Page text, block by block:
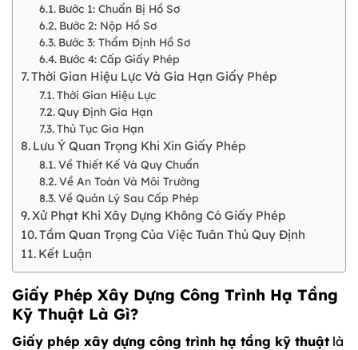
Bước 1: Chuẩn Bị Hồ Sơ
Bước 2: Nộp Hồ Sơ
Bước 3: Thẩm Định Hồ Sơ
Bước 4: Cấp Giấy Phép
Thời Gian Hiệu Lực Và Gia Hạn Giấy Phép
Thời Gian Hiệu Lực
Quy Định Gia Hạn
Thủ Tục Gia Hạn
Lưu Ý Quan Trọng Khi Xin Giấy Phép
Về Thiết Kế Và Quy Chuẩn
Về An Toàn Và Môi Trường
Về Quản Lý Sau Cấp Phép
Xử Phạt Khi Xây Dựng Không Có Giấy Phép
Tầm Quan Trọng Của Việc Tuân Thủ Quy Định
Kết Luận
Giấy Phép Xây Dựng Công Trình Hạ Tầng
Kỹ Thuật Là Gì?
Giấy phép xây dựng công trình hạ tầng kỹ thuật là